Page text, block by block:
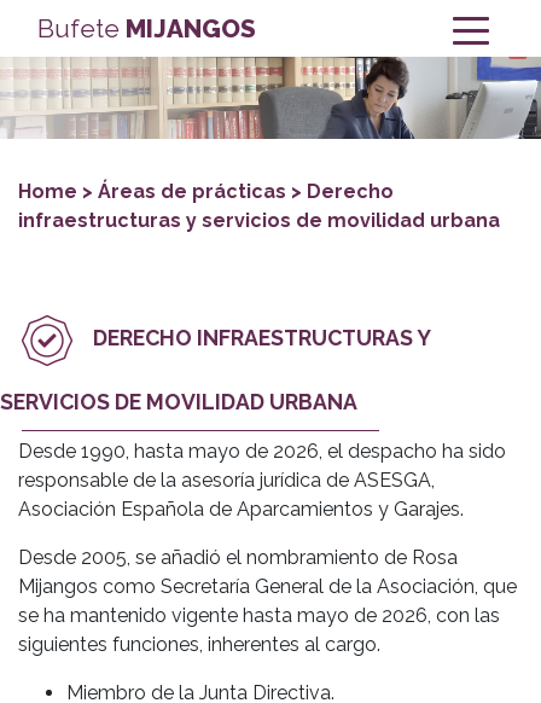
Bufete MIJANGOS
Home > Áreas de prácticas > Derecho
infraestructuras y servicios de movilidad urbana
DERECHO INFRAESTRUCTURAS Y
SERVICIOS DE MOVILIDAD URBANA
Desde 1990, hasta mayo de 2026, el despacho ha sido
responsable de la asesoría jurídica de ASESGA,
Asociación Española de Aparcamientos y Garajes.
Desde 2005, se añadió el nombramiento de Rosa
Mijangos como Secretaría General de la Asociación, que
se ha mantenido vigente hasta mayo de 2026, con las
siguientes funciones, inherentes al cargo.
Miembro de la Junta Directiva.